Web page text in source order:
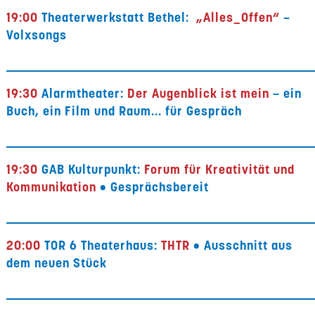
19:00 Theaterwerkstatt Bethel:„Alles_Offen“–
Volxsongs
19:30Alarmtheater: Der Augenblick ist mein – ein
Buch, ein Film und Raum... für Gespräch
19:30GAB Kulturpunkt: Forum für Kreativität und
Kommunikation • Gesprächsbereit
20:00TOR 6 Theaterhaus: THTR• Ausschnitt aus
dem neuen Stück